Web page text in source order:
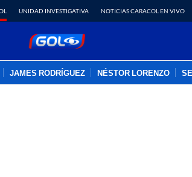
UNIDAD INVESTIGATIVA NOTICIAS CARACOL EN VIVO
JAMES RODRÍGUEZ NÉSTOR LORENZO